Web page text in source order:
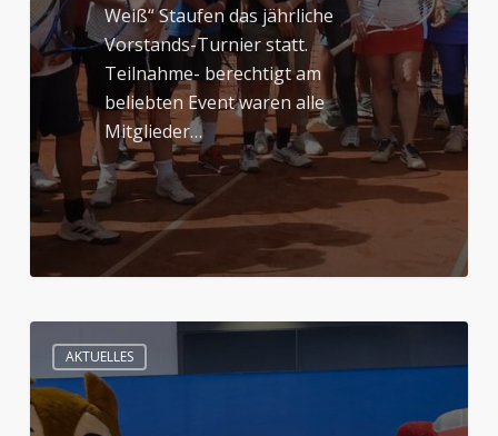
Weiß“ Staufen das jährliche
Vorstands-Turnier statt.
Teilnahme- berechtigt am
beliebten Event waren alle
Mitglieder…
AKTUELLES
Verleihung
beim
SC